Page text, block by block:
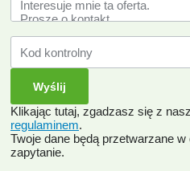
Klikając tutaj, zgadzasz się z
regulaminem.
Twoje dane będą przetwarzane
zapytanie.